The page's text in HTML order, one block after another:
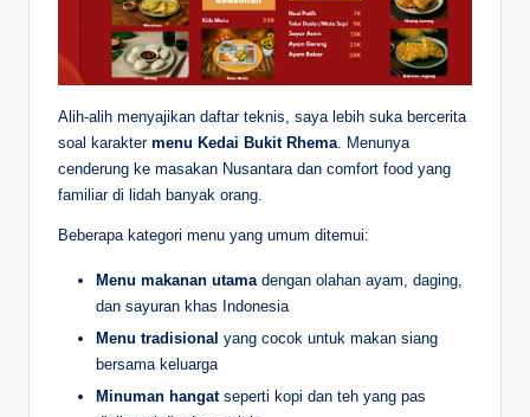
Alih-alih menyajikan daftar teknis, saya lebih suka bercerita
soal karakter menu Kedai Bukit Rhema. Menunya
cenderung ke masakan Nusantara dan comfort food yang
familiar di lidah banyak orang.
Beberapa kategori menu yang umum ditemui:
Menu makanan utamadengan olahan ayam, daging,
dan sayuran khas Indonesia
Menu tradisional yang cocok untuk makan siang
bersama keluarga
Minuman hangatseperti kopi dan teh yang pas